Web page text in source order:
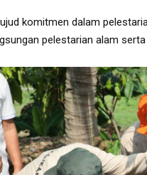
komitmen dalam
pelestarian alam